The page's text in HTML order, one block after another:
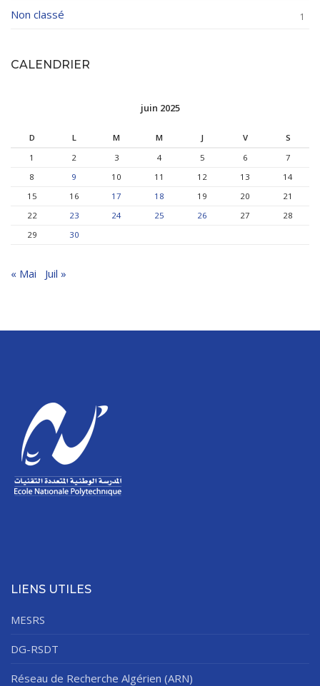
Non classé 1
CALENDRIER
juin 2025
D L M M J V
S
1
2 3 4 5 6
7
8
9 10 11 12 13
14
15
16 17 18 19 20
21
22
23 24 25 26 27
28
29
30
« Mai Juil »
LIENS UTILES
MESRS
DG-RSDT
Réseau de Recherche Algérien (ARN)